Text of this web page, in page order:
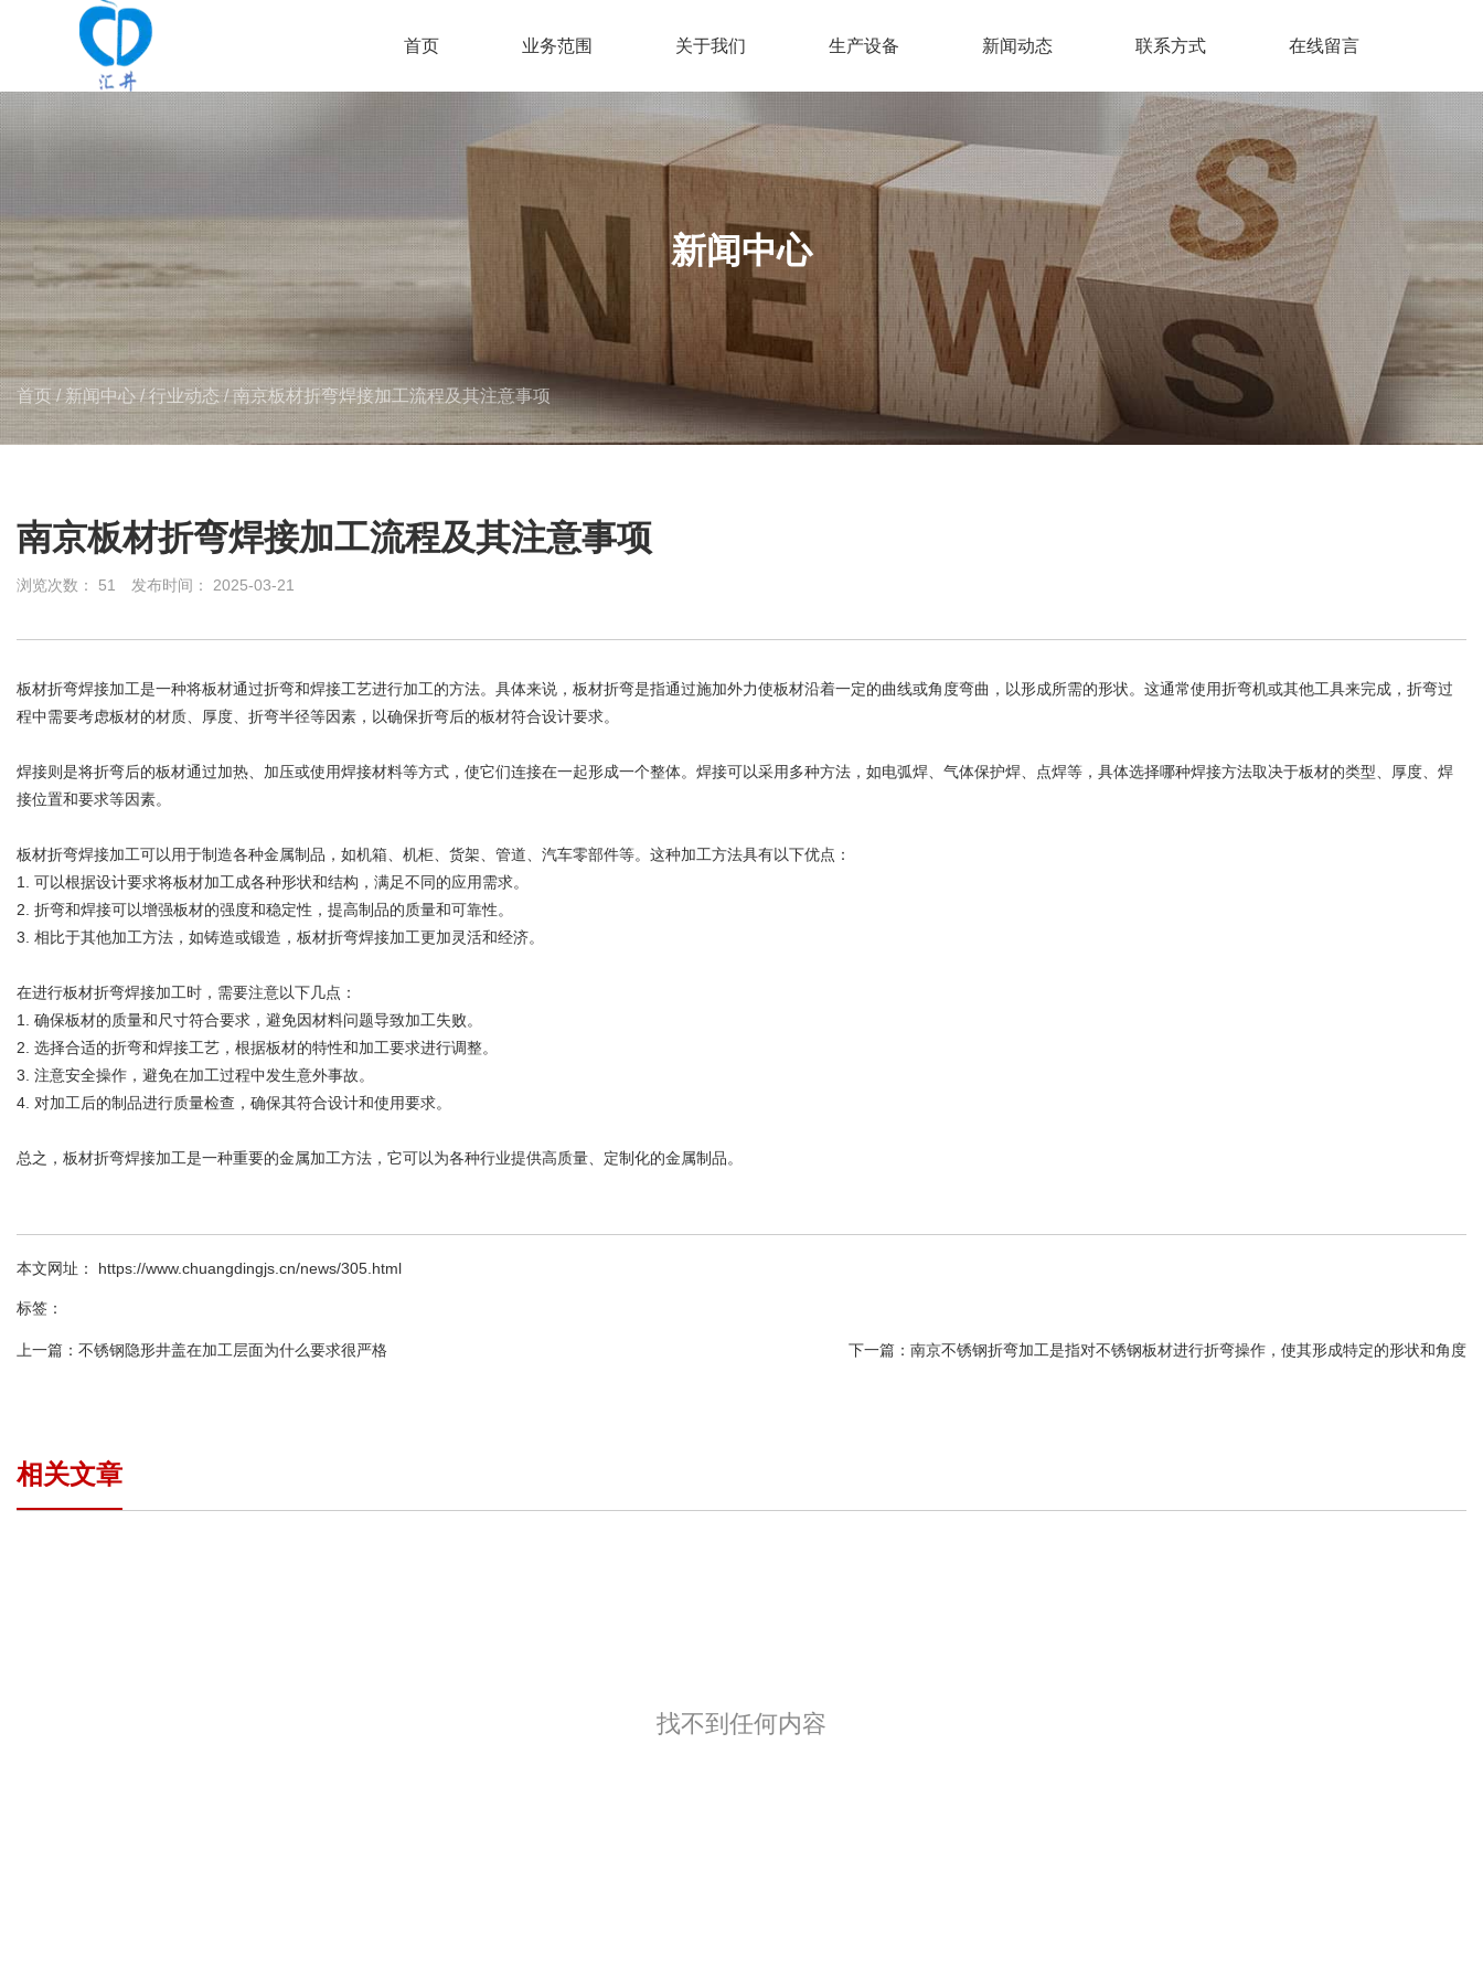
首页 业务范围 关于我们 生产设备 新闻动态 联系方式 在线留言
新闻中心
首页 /新闻中心 /行业动态 /南京板材折弯焊接加工流程及其注意事项
南京板材折弯焊接加工流程及其注意事项
浏览次数： 51 发布时间： 2025-03-21
板材折弯焊接加工是一种将板材通过折弯和焊接工艺进行加工的方法。具体来说，板材折弯是指通过施加外力使板材沿着一定的曲线或角度弯曲，以形成所需的形状。这通常使用折弯机或其他工具来完成，折弯过
程中需要考虑板材的材质、厚度、折弯半径等因素，以确保折弯后的板材符合设计要求。
焊接则是将折弯后的板材通过加热、加压或使用焊接材料等方式，使它们连接在一起形成一个整体。焊接可以采用多种方法，如电弧焊、气体保护焊、点焊等，具体选择哪种焊接方法取决于板材的类型、厚度、焊
接位置和要求等因素。
板材折弯焊接加工可以用于制造各种金属制品，如机箱、机柜、货架、管道、汽车零部件等。这种加工方法具有以下优点：
1. 可以根据设计要求将板材加工成各种形状和结构，满足不同的应用需求。
2. 折弯和焊接可以增强板材的强度和稳定性，提高制品的质量和可靠性。
3. 相比于其他加工方法，如铸造或锻造，板材折弯焊接加工更加灵活和经济。
在进行板材折弯焊接加工时，需要注意以下几点：
1. 确保板材的质量和尺寸符合要求，避免因材料问题导致加工失败。
2. 选择合适的折弯和焊接工艺，根据板材的特性和加工要求进行调整。
3. 注意安全操作，避免在加工过程中发生意外事故。
4. 对加工后的制品进行质量检查，确保其符合设计和使用要求。
总之，板材折弯焊接加工是一种重要的金属加工方法，它可以为各种行业提供高质量、定制化的金属制品。
本文网址： https://www.chuangdingjs.cn/news/305.html
标签：
上一篇： 不锈钢隐形井盖在加工层面为什么要求很严格 下一篇： 南京不锈钢折弯加工是指对不锈钢板材进行折弯操作，使其形成特定的形状和角度
相关文章
找不到任何内容